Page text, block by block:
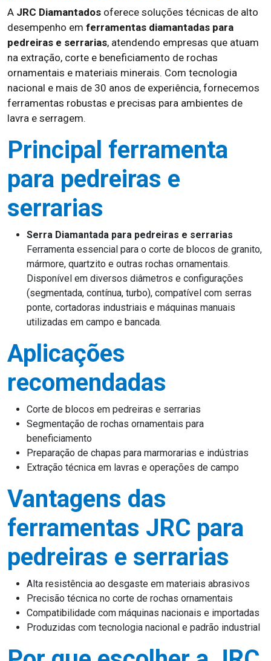
A JRC Diamantados oferece soluções técnicas de alto
desempenho em ferramentas diamantadas para
pedreiras e serrarias, atendendo empresas que atuam
na extração, corte e beneficiamento de rochas
ornamentais e materiais minerais. Com tecnologia
nacional e mais de 30 anos de experiência, fornecemos
ferramentas robustas e precisas para ambientes de
lavra e serragem.
Principal ferramenta
para pedreiras e
serrarias
Serra Diamantada para pedreiras e serrarias
Ferramenta essencial para o corte de blocos de granito,
mármore, quartzito e outras rochas ornamentais.
Disponível em diversos diâmetros e configurações
(segmentada, contínua, turbo), compatível com serras
ponte, cortadoras industriais e máquinas manuais
utilizadas em campo e bancada.
Aplicações
recomendadas
Corte de blocos em pedreiras e serrarias
Segmentação de rochas ornamentais para
beneficiamento
Preparação de chapas para marmorarias e indústrias
Extração técnica em lavras e operações de campo
Vantagens das
ferramentas JRC para
pedreiras e serrarias
Alta resistência ao desgaste em materiais abrasivos
Precisão técnica no corte de rochas ornamentais
Compatibilidade com máquinas nacionais e importadas
Produzidas com tecnologia nacional e padrão industrial